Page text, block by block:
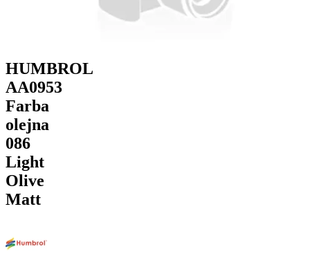
HUMBROL
AA0953
Farba
olejna
086
Light
Olive
Matt